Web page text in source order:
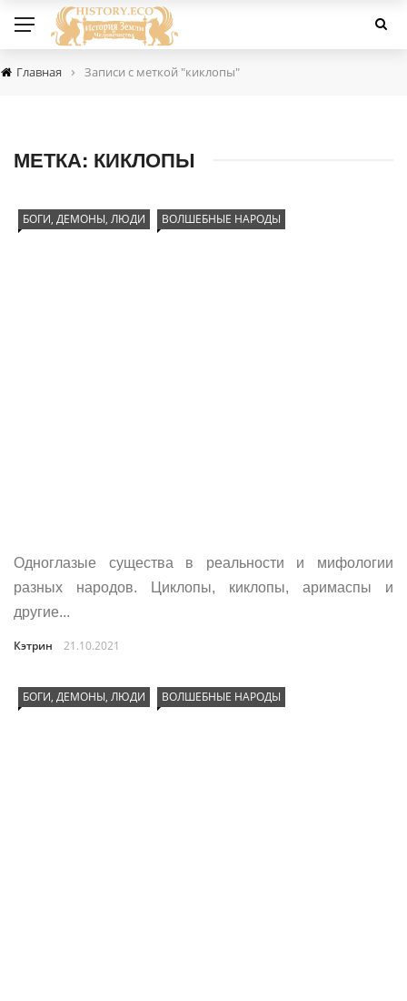
Главная › Записи с меткой "киклопы"
МЕТКА: КИКЛОПЫ
БОГИ, ДЕМОНЫ, ЛЮДИ ВОЛШЕБНЫЕ НАРОДЫ
Одноглазые существа в реальности и мифологии
разных народов. Циклопы, киклопы, аримаспы и
другие...
Кэтрин 21.10.2021
БОГИ, ДЕМОНЫ, ЛЮДИ ВОЛШЕБНЫЕ НАРОДЫ